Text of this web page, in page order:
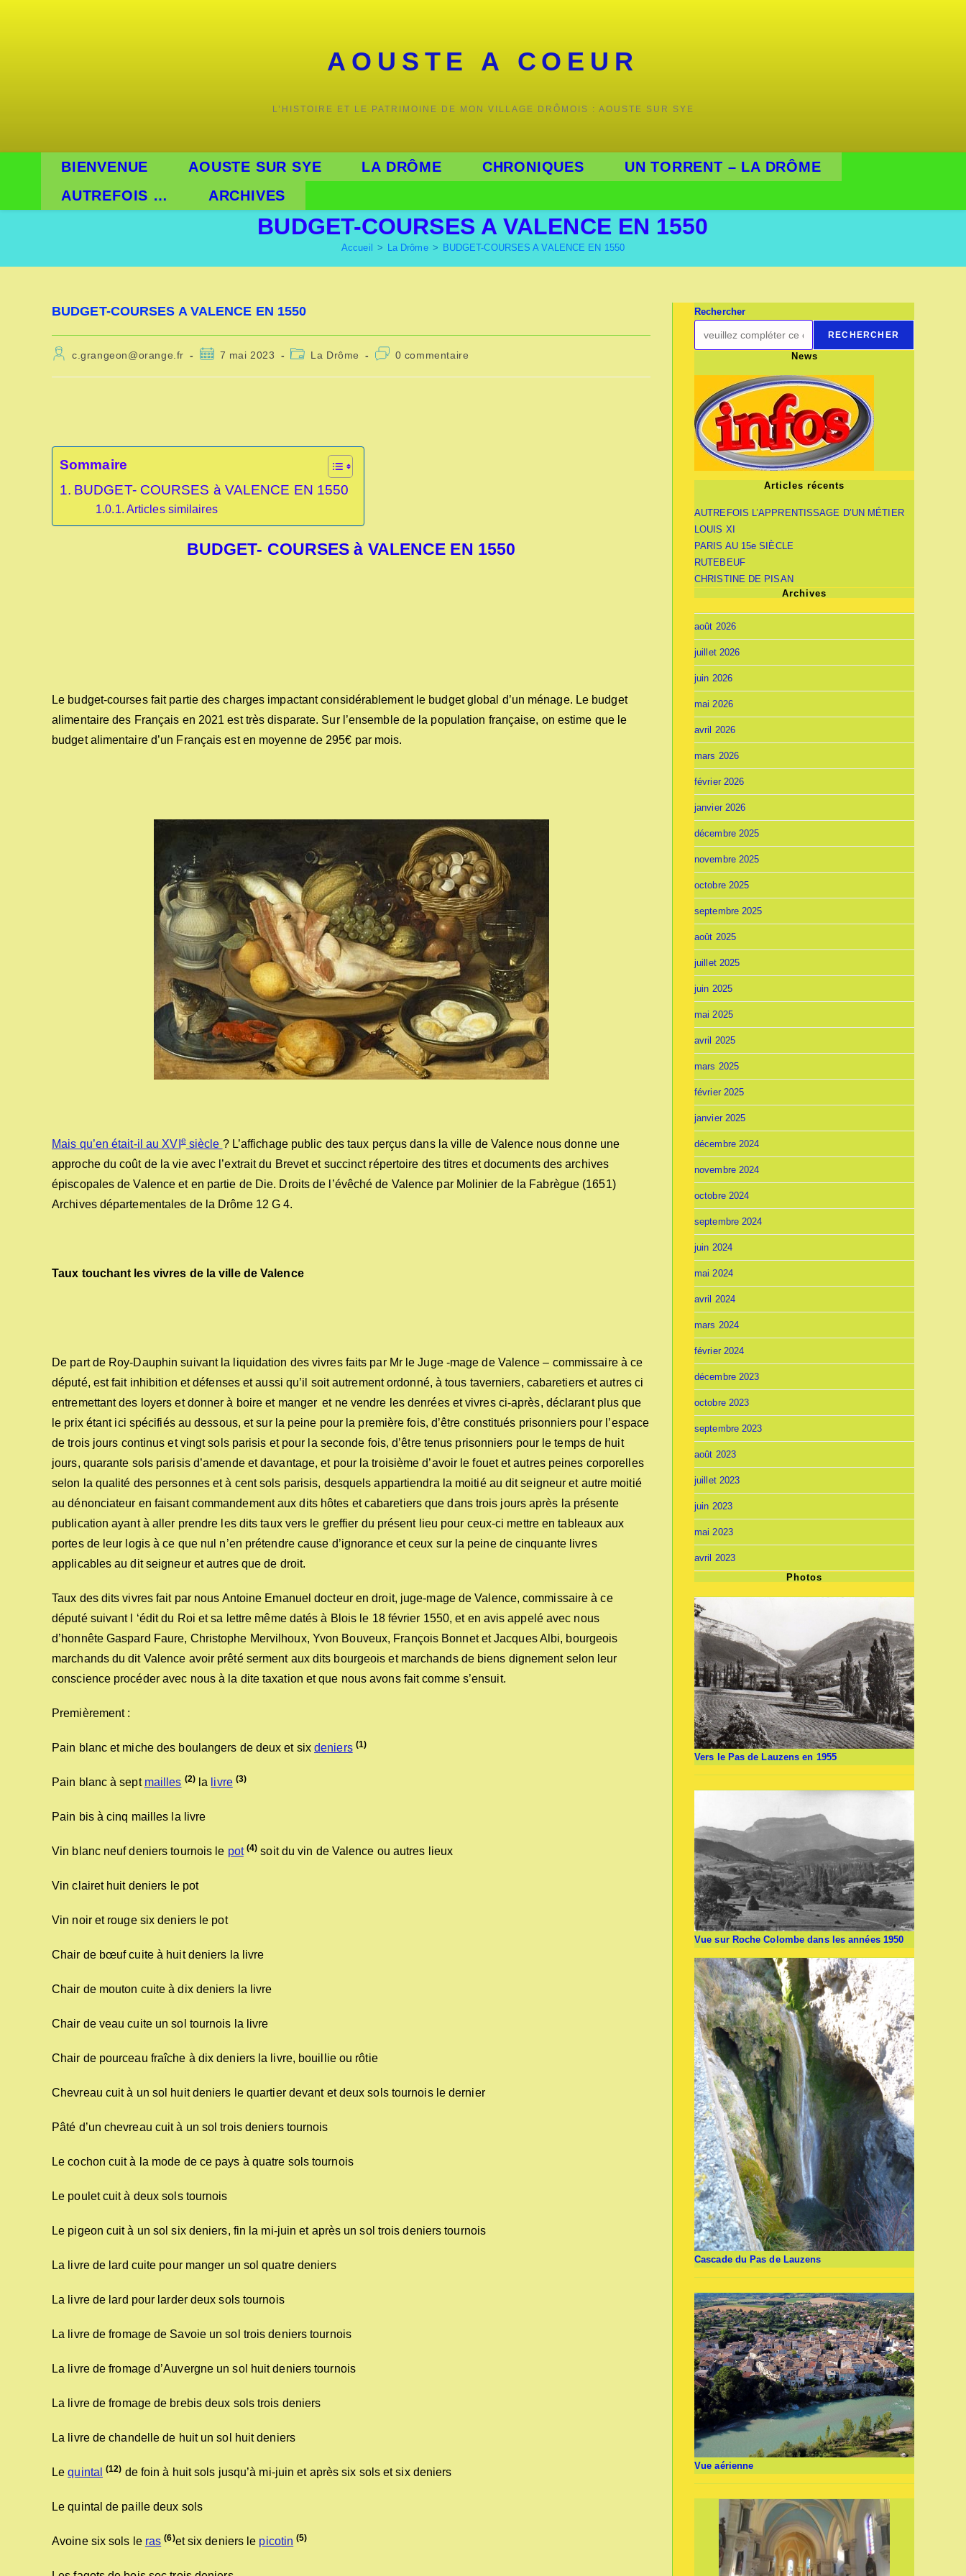
AOUSTE A COEUR
L’HISTOIRE ET LE PATRIMOINE DE MON VILLAGE DRÔMOIS : AOUSTE SUR SYE
BIENVENUE AOUSTE SUR SYE LA DRÔME CHRONIQUES
UN TORRENT – LA DRÔME
AUTREFOIS …
ARCHIVES
BUDGET-COURSES A VALENCE EN 1550
Accueil > La Drôme > BUDGET-COURSES A VALENCE EN 1550
BUDGET-COURSES A VALENCE EN 1550
Auteur/autrice
la
c.grangeon@orange.fr
Publication
7 mai 2023
PostLa Drôme
Commentaires
la
0 commentaire
Sommaire
BUDGET- COURSES à VALENCE EN 1550
Articles similaires
BUDGET- COURSES à VALENCE EN 1550
Le budget-courses fait partie des charges impactant considérablement le budget global d’un ménage. Le budget
alimentaire des Français en 2021 est très disparate. Sur l’ensemble de la population française, on estime que le
budget alimentaire d’un Français est en moyenne de 295€ par mois.
Mais qu’en était-il au XVIesiècle ? L’affichage public des taux perçus dans la ville de Valence nous donne une
approche du coût de la vie avec l’extrait du Brevet et succinct répertoire des titres et documents des archives
épiscopales de Valence et en partie de Die. Droits de l’évêché de Valence par Molinier de la Fabrègue (1651)
Archives départementales de la Drôme 12 G 4.
Taux touchant les vivres de la ville de Valence
De part de Roy-Dauphin suivant la liquidation des vivres faits par Mr le Juge -mage de Valence – commissaire à ce
député, est fait inhibition et défenses et aussi qu’il soit autrement ordonné, à tous taverniers, cabaretiers et autres ci
entremettant des loyers et donner à boire et manger et ne vendre les denrées et vivres ci-après, déclarant plus que
le prix étant ici spécifiés au dessous, et sur la peine pour la première fois, d’être constitués prisonniers pour l’espace
de trois jours continus et vingt sols parisis et pour la seconde fois, d’être tenus prisonniers pour le temps de huit
jours, quarante sols parisis d’amende et davantage, et pour la troisième d’avoir le fouet et autres peines corporelles
selon la qualité des personnes et à cent sols parisis, desquels appartiendra la moitié au dit seigneur et autre moitié
au dénonciateur en faisant commandement aux dits hôtes et cabaretiers que dans trois jours après la présente
publication ayant à aller prendre les dits taux vers le greffier du présent lieu pour ceux-ci mettre en tableaux aux
portes de leur logis à ce que nul n’en prétendre cause d’ignorance et ceux sur la peine de cinquante livres
applicables au dit seigneur et autres que de droit.
Taux des dits vivres fait par nous Antoine Emanuel docteur en droit, juge-mage de Valence, commissaire à ce
député suivant l ‘édit du Roi et sa lettre même datés à Blois le 18 février 1550, et en avis appelé avec nous
d’honnête Gaspard Faure, Christophe Mervilhoux, Yvon Bouveux, François Bonnet et Jacques Albi, bourgeois
marchands du dit Valence avoir prêté serment aux dits bourgeois et marchands de biens dignement selon leur
conscience procéder avec nous à la dite taxation et que nous avons fait comme s’ensuit.
Premièrement :
Pain blanc et miche des boulangers de deux et sixdeniers (1)
Pain blanc à sept mailles (2)la livre (3)
Pain bis à cinq mailles la livre
Vin blanc neuf deniers tournois le pot (4) soit du vin de Valence ou autres lieux
Vin clairet huit deniers le pot
Vin noir et rouge six deniers le pot
Chair de bœuf cuite à huit deniers la livre
Chair de mouton cuite à dix deniers la livre
Chair de veau cuite un sol tournois la livre
Chair de pourceau fraîche à dix deniers la livre, bouillie ou rôtie
Chevreau cuit à un sol huit deniers le quartier devant et deux sols tournois le dernier
Pâté d’un chevreau cuit à un sol trois deniers tournois
Le cochon cuit à la mode de ce pays à quatre sols tournois
Le poulet cuit à deux sols tournois
Le pigeon cuit à un sol six deniers, fin la mi-juin et après un sol trois deniers tournois
La livre de lard cuite pour manger un sol quatre deniers
La livre de lard pour larder deux sols tournois
La livre de fromage de Savoie un sol trois deniers tournois
La livre de fromage d’Auvergne un sol huit deniers tournois
La livre de fromage de brebis deux sols trois deniers
La livre de chandelle de huit un sol huit deniers
Lequintal (12) de foin à huit sols jusqu’à mi-juin et après six sols et six deniers
Le quintal de paille deux sols
Avoine six sols le ras (6)et six deniers le picotin (5)
Rechercher
RECHERCHER
News
Articles récents
AUTREFOIS L’APPRENTISSAGE D’UN MÉTIER
LOUIS XI
PARIS AU 15e SIÈCLE
RUTEBEUF
CHRISTINE DE PISAN
Archives
août 2026
juillet 2026
juin 2026
mai 2026
avril 2026
mars 2026
février 2026
janvier 2026
décembre 2025
novembre 2025
octobre 2025
septembre 2025
août 2025
juillet 2025
juin 2025
mai 2025
avril 2025
mars 2025
février 2025
janvier 2025
décembre 2024
novembre 2024
octobre 2024
septembre 2024
juin 2024
mai 2024
avril 2024
mars 2024
février 2024
décembre 2023
octobre 2023
septembre 2023
août 2023
juillet 2023
juin 2023
mai 2023
avril 2023
Photos
Vers le Pas de Lauzens en 1955
Vue sur Roche Colombe dans les années 1950
Cascade du Pas de Lauzens
Vue aérienne